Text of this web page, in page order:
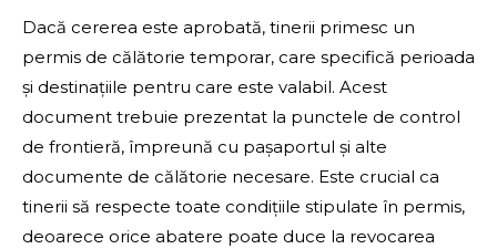
Dacă cererea este aprobată, tinerii primesc un
permis de călătorie temporar, care specifică perioada
și destinațiile pentru care este valabil. Acest
document trebuie prezentat la punctele de control
de frontieră, împreună cu pașaportul și alte
documente de călătorie necesare. Este crucial ca
tinerii să respecte toate condițiile stipulate în permis,
deoarece orice abatere poate duce la revocarea